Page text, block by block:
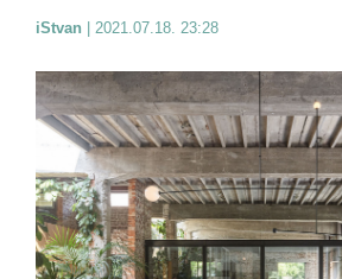
iStvan 2021.07.18. 23:28